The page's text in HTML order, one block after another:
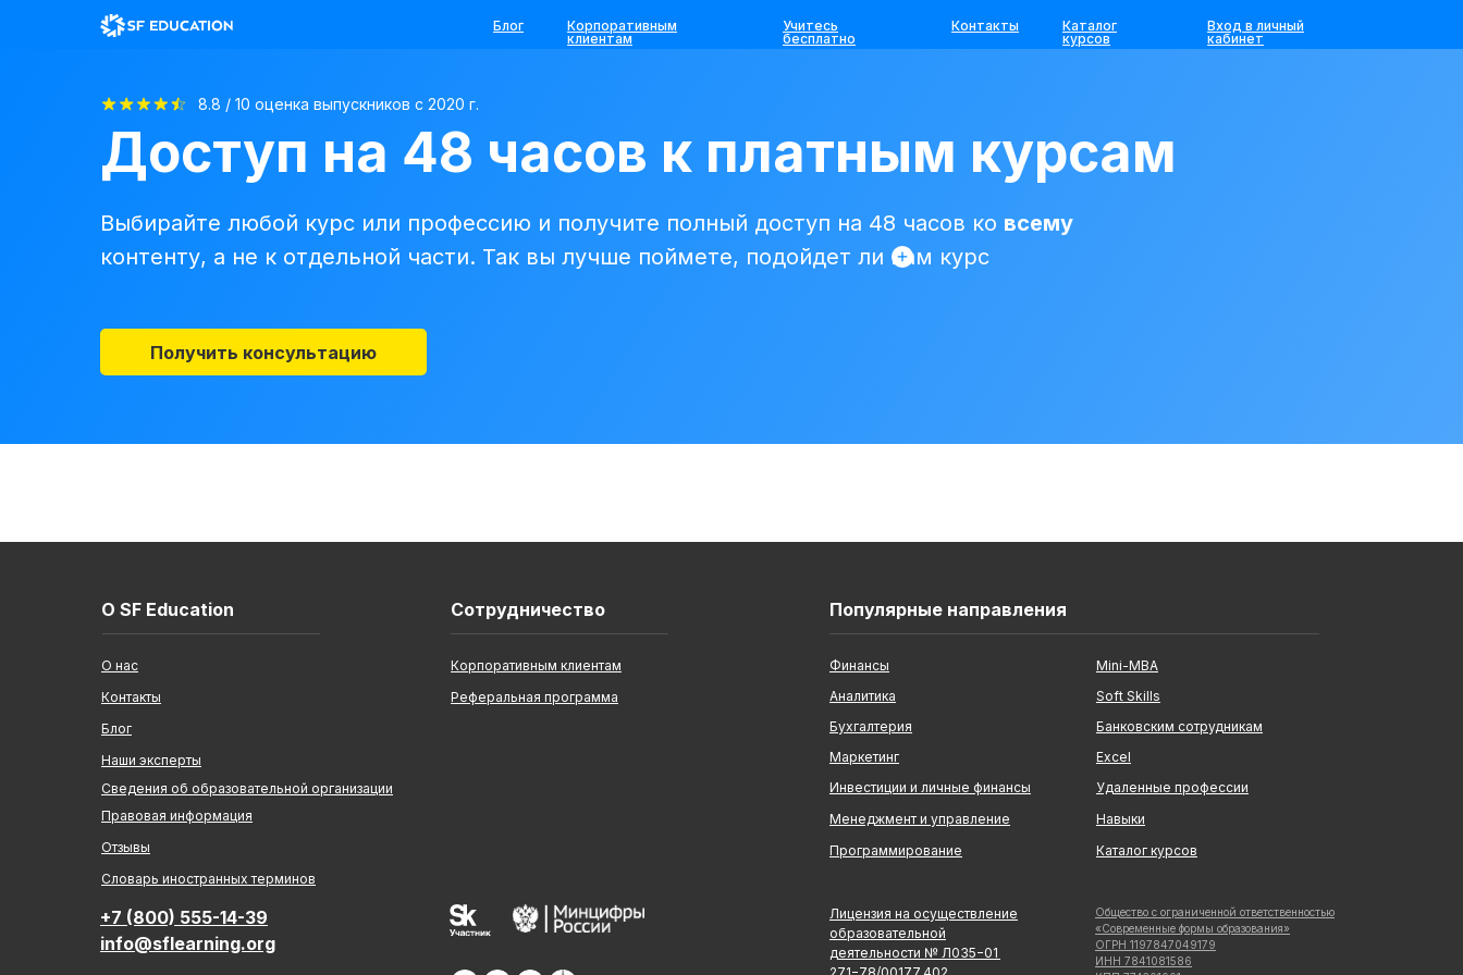
Блог
Каталог
курсов
Вход в личный
кабинет
Контакты
Корпоративным
клиентам
Учитесь
бесплатно
Доступ на 48 часов к платным курсам
Получить консультацию
Выбирайте любой курс или профессию и получите полный доступ на 48 часов ко всему
контенту, а не к отдельной части. Так вы лучше поймете, подойдет ли вам курс
8.8 / 10 оценка выпускников с 2020 г.
О SF Education Сотрудничество
Реферальная программа
Наши эксперты
Правовая информация
Корпоративным клиентам
Контакты
Блог
Сведения об образовательной организации
+7 (800) 555-14-39
info@sflearning.org
О нас
Лицензия на осуществление
образовательной
деятельности № Л035−01
Общество с ограниченной ответственностью
«Современные формы образования»
ОГРН 1197847049179
ИНН 7841081586
Отзывы
Cловарь иностранных терминов
Популярные направления
Маркетинг
Инвестиции и личные финансы
Менеджмент и управление
Программирование
Аналитика
Бухгалтерия
Финансы Mini-MBA
Банковским сотрудникам
Soft Skills
Каталог курсов
Навыки
Удаленные профессии
Excel